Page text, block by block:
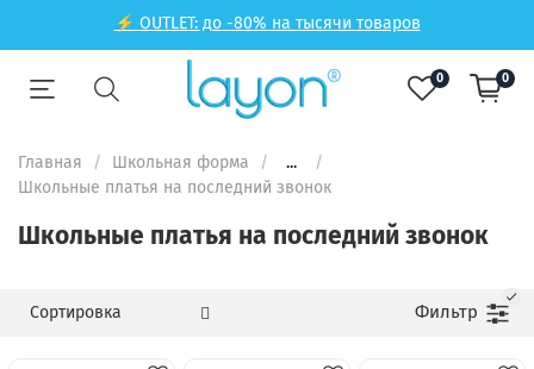
⚡ OUTLET: до -80% на тысячи товаров
0 0
Главная Школьная форма
...
Школьные платья на последний звонок
Школьные платья на последний звонок
Фильтр